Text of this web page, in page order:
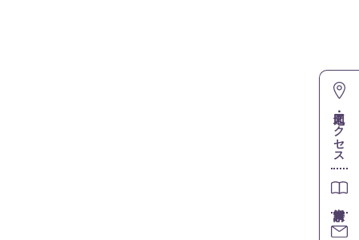
地図・アクセス